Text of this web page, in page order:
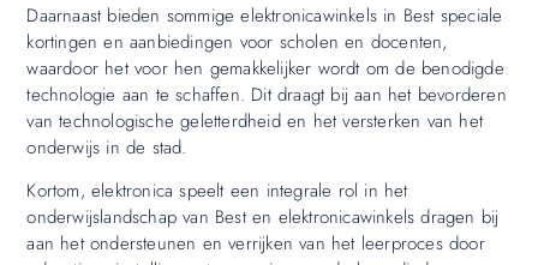
Daarnaast bieden sommige elektronicawinkels in Best speciale
kortingen en aanbiedingen voor scholen en docenten,
waardoor het voor hen gemakkelijker wordt om de benodigde
technologie aan te schaffen. Dit draagt bij aan het bevorderen
van technologische geletterdheid en het versterken van het
onderwijs in de stad.
Kortom, elektronica speelt een integrale rol in het
onderwijslandschap van Best en elektronicawinkels dragen bij
aan het ondersteunen en verrijken van het leerproces door